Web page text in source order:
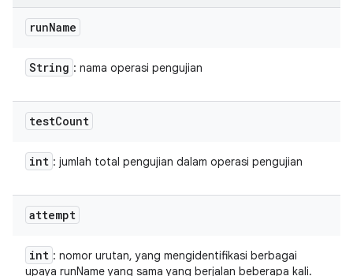
runName
String : nama operasi pengujian
testCount
int : jumlah total pengujian dalam operasi pengujian
attempt
int : nomor urutan, yang mengidentifikasi berbagai
upaya runName yang sama yang berjalan beberapa kali.